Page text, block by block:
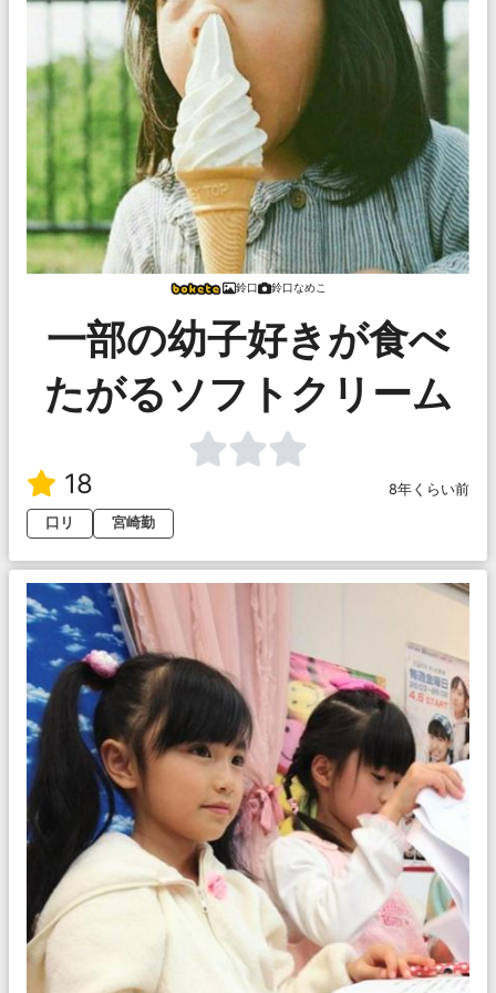
鈴口 鈴口なめこ
一部の幼子好きが食べ
たがるソフトクリーム
18
8年くらい前
口リ
宮崎勤